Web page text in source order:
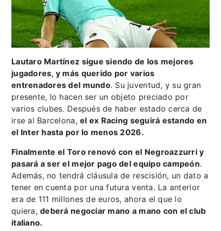
Lautaro Martínez sigue siendo de los mejores
jugadores, y más querido por varios
entrenadores del mundo. Su juventud, y su gran
presente, lo hacen ser un objeto preciado por
varios clubes. Después de haber estado cerca de
irse al Barcelona,el ex Racing seguirá estando en
el Inter hasta por lo menos 2026.
Finalmente el Toro renovó con el Negroazzurri y
pasará a ser el mejor pago del equipo campeón.
Además, no tendrá cláusula de rescisión, un dato a
tener en cuenta por una futura venta. La anterior
era de 111 millones de euros, ahora el que lo
quiera,deberá negociar mano a mano con el club
italiano.